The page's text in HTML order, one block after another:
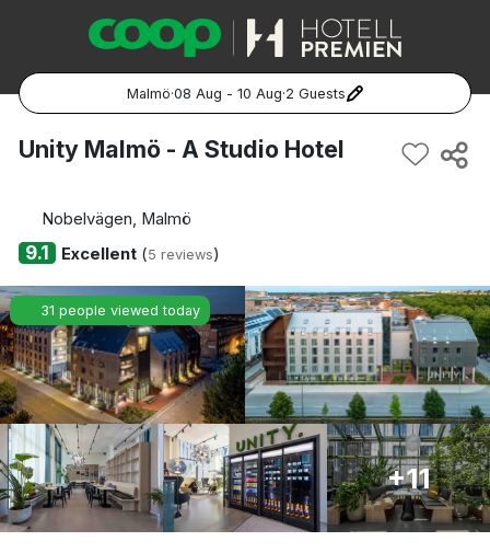
Malmö·08 Aug - 10 Aug·2 Guests
Popular Destinations:
Göteborg
Malmö
Hela Norge
Oslo
Bergen
Unity Malmö - A Studio Hotel
Nobelvägen, Malmö
9.1 Excellent(5 reviews)
31 people viewed today
+11